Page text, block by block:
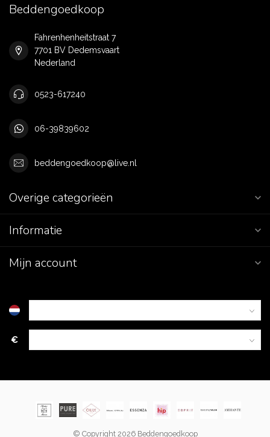
Beddengoedkoop
Fahrenhenheitstraat 7
7701 BV Dedemsvaart
Nederland
0523-617240
06-39839602
beddengoedkoop@live.nl
Overige categorieën
Informatie
Mijn account
€
© Copyright 2026 Beddengoedkoop